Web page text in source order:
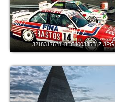
3218317678_3EC100335B_Z.JPG